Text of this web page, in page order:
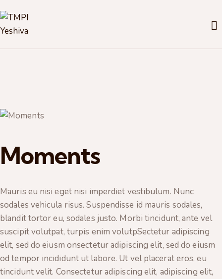
Moments
Mauris eu nisi eget nisi imperdiet vestibulum. Nunc
sodales vehicula risus. Suspendisse id mauris sodales,
blandit tortor eu, sodales justo. Morbi tincidunt, ante vel
suscipit volutpat, turpis enim volutpSectetur adipiscing
elit, sed do eiusm onsectetur adipiscing elit, sed do eiusm
od tempor incididunt ut labore. Ut vel placerat eros, eu
tincidunt velit. Consectetur adipiscing elit, adipiscing elit,